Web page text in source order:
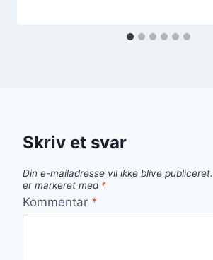
Skriv et svar
Din e-mailadresse vil ikke blive publiceret.
er markeret med *
Kommentar *